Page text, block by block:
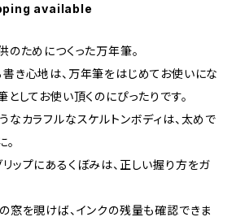
available
のためにつくった万年筆。
き心地は、万年筆をはじめてお使いにな
してお使い頂くのにぴったりです。
なカラフルなスケルトンボディは、太めで
ップにあるくぼみは、正しい握り方をガ
窓を覗けば、インクの残量も確認できま